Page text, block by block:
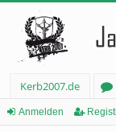
Kerb2007.de
or
Anmelden